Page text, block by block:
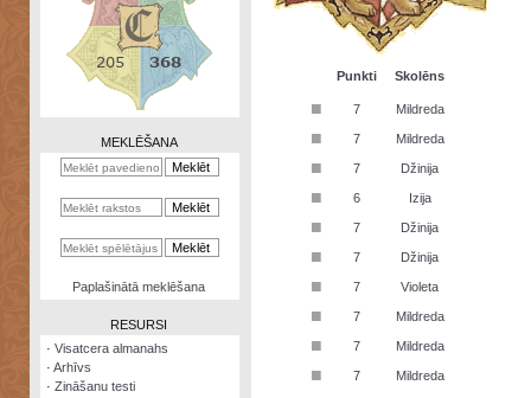
Zināšanu
kalkulators
Nomētātās
MEKLĒŠANA
Paplašinātā meklēšana
RESURSI
·Visatcera almanahs
·Arhīvs
·Zināšanu testi
Punkti Skolēns
■ 7 Mildreda
■ 7 Mildreda
■ 7 Džinija
■ 6 Izija
■ 7 Džinija
■ 7 Džinija
■ 7 Violeta
■ 7 Mildreda
■ 7 Mildreda
■ 7 Mildreda